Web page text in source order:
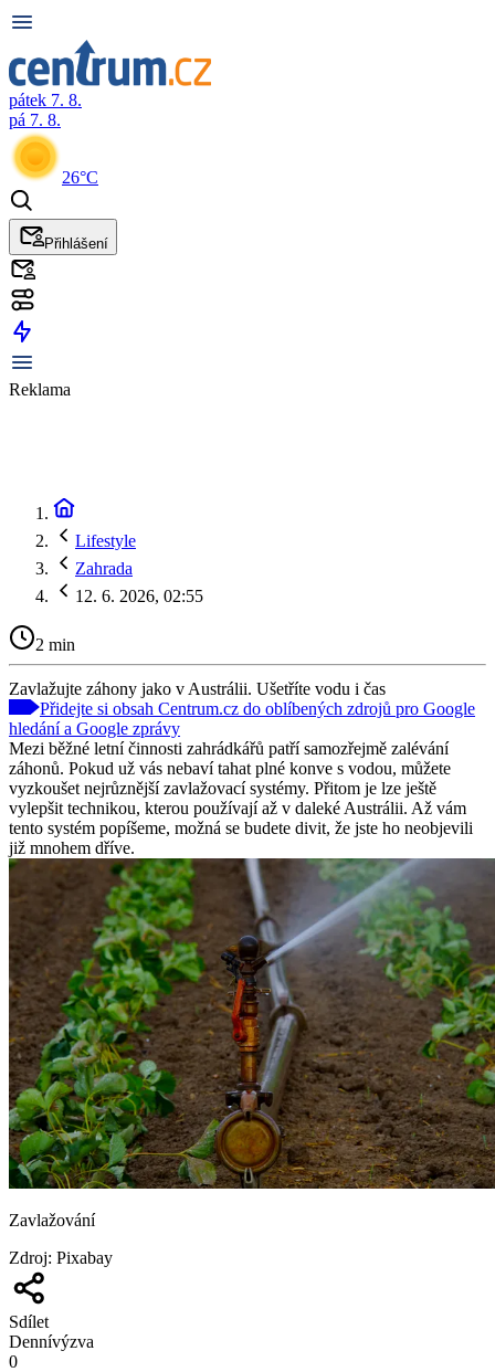
pátek 7. 8.
pá 7. 8.
26°C
Přihlášení
Reklama
Lifestyle
Zahrada
12. 6. 2026, 02:55
2 min
Zavlažujte záhony jako v Austrálii. Ušetříte vodu i čas
Přidejte si obsah Centrum.cz do oblíbených zdrojů pro Google
hledání a Google zprávy
Mezi běžné letní činnosti zahrádkářů patří samozřejmě zalévání
záhonů. Pokud už vás nebaví tahat plné konve s vodou, můžete
vyzkoušet nejrůznější zavlažovací systémy. Přitom je lze ještě
vylepšit technikou, kterou používají až v daleké Austrálii. Až vám
tento systém popíšeme, možná se budete divit, že jste ho neobjevili
již mnohem dříve.
Zavlažování
Zdroj: Pixabay
Sdílet
Dennívýzva
0